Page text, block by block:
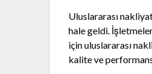
Uluslararası
hale geldi.
için uluslararası
kalite ve